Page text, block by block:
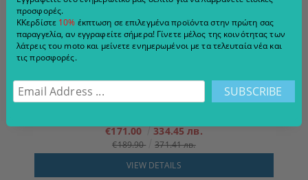
Μπουφάν μοτοσικλέτας για ταξίδια 4 εποχών Modeka Varus
€171.00 334.45 лв.
€189.90
371.41 лв.
VIEW DETAILS
προσφορές.
ΚΚερδίστε 10% έκπτωση σε επιλεγμένα προϊόντα στην πρώτη σας
παραγγελία, αν εγγραφείτε σήμερα! Γίνετε μέλος της κοινότητας των
λάτρεις του moto και μείνετε ενημερωμένοι με τα τελευταία νέα και
τις προσφορές.